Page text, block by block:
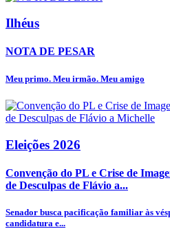
Ilhéus
NOTA DE PESAR
Meu primo. Meu irmão. Meu amigo
Eleições 2026
Convenção do PL e Crise de
de Desculpas de Flávio a...
Senador busca pacificação familiar às
candidatura e...